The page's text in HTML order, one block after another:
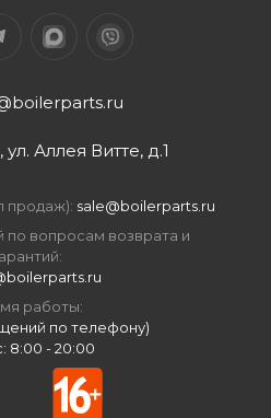
Аллея Витте, д.1
продаж): sale@boilerparts.ru
вопросам возврата и
работы:
по телефону)
8:00 - 20:00